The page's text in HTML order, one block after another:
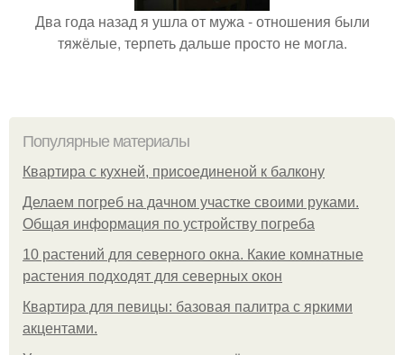
Два года назад я ушла от мужа - отношения были
тяжёлые, терпеть дальше просто не могла.
Популярные материалы
Квартира с кухней, присоединеной к балкону
Делаем погреб на дачном участке своими руками.
Общая информация по устройству погреба
10 растений для северного окна. Какие комнатные
растения подходят для северных окон
Квартира для певицы: базовая палитра с яркими
акцентами.